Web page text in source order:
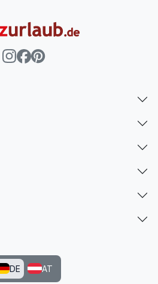
DE AT